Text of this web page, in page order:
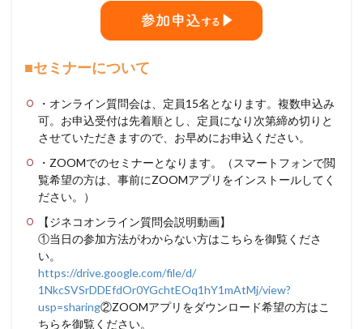
■セミナーについて
・オンライン質問会は、定員15名となります。複数申込み
可。お申込受付は先着順とし、定員になり次第締め切りと
させていただきますので、お早めにお申込ください。
・ZOOMでのセミナーとなります。（スマートフォンで閲
覧希望の方は、事前にZOOMアプリをインストールしてく
ださい。）
【ジネコオンライン質問会説明動画】
①当日の参加方法がわからない方はこちらを御覧くださ
い。
https://drive.google.com/file/d/
1NkcSVSrDDEfdOr0YGchtEOq1hY1mAtMj/view?
usp=sharing②ZOOMアプリをダウンロード希望の方はこ
ちらを御覧ください。